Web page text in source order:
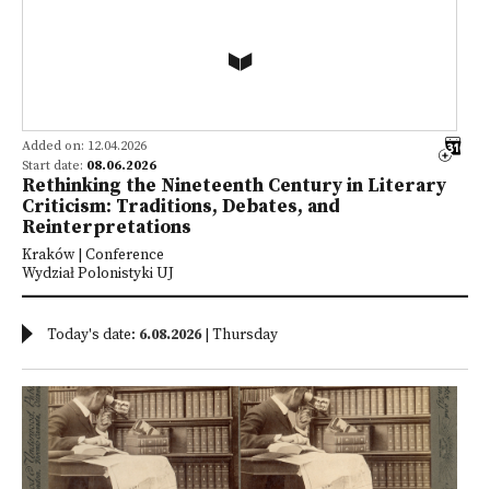
Added on: 12.04.2026
Start date: 08.06.2026
Rethinking the Nineteenth Century in Literary
Criticism: Traditions, Debates, and
Reinterpretations
Kraków | Conference
Wydział Polonistyki UJ
Today's date: 6.08.2026| Thursday